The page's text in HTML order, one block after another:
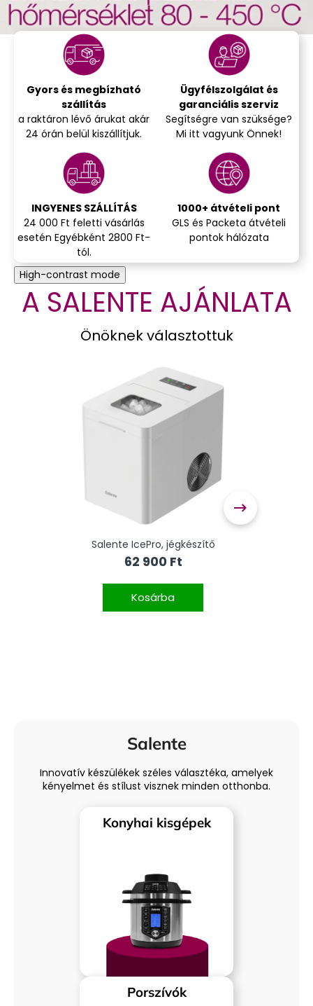
Gyors és megbízható
szállítás
a raktáron lévő árukat akár
24 órán belül kiszállítjuk.
Ügyfélszolgálat és
garanciális szerviz
Segítségre van szüksége?
Mi itt vagyunk Önnek!
INGYENES SZÁLLÍTÁS
24 000 Ft feletti vásárlás
esetén Egyébként 2800 Ft-
tól.
1000+ átvételi pont
GLS és Packeta átvételi
pontok hálózata
High-contrast mode
Önöknek választottuk
Salente IcePro, jégkészítő
62 900 Ft
Kosárba
Salente
Innovatív készülékek széles választéka, amelyek
kényelmet és stílust visznek minden otthonba.
Konyhai kisgépek
Porszívók